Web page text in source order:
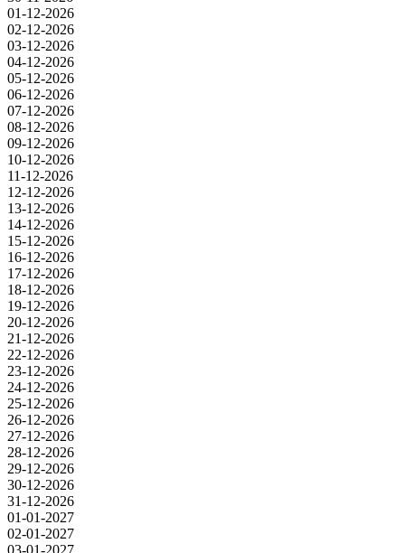
01-12-2026
02-12-2026
03-12-2026
04-12-2026
05-12-2026
06-12-2026
07-12-2026
08-12-2026
09-12-2026
10-12-2026
11-12-2026
12-12-2026
13-12-2026
14-12-2026
15-12-2026
16-12-2026
17-12-2026
18-12-2026
19-12-2026
20-12-2026
21-12-2026
22-12-2026
23-12-2026
24-12-2026
25-12-2026
26-12-2026
27-12-2026
28-12-2026
29-12-2026
30-12-2026
31-12-2026
01-01-2027
02-01-2027
03-01-2027